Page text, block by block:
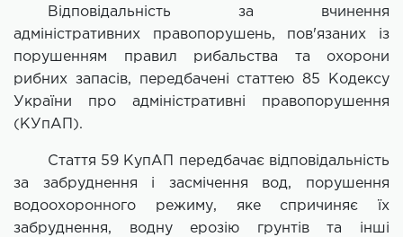
Відповідальність за вчинення
адміністративних правопорушень, пов'язаних із
порушенням правил рибальства та охорони
рибних запасів, передбачені статтею 85 Кодексу
України про адміністративні правопорушення
(КУпАП).
Стаття 59 КупАП передбачає відповідальність
за забруднення і засмічення вод, порушення
водоохоронного режиму, яке спричиняє їх
забруднення, водну ерозію грунтів та інші